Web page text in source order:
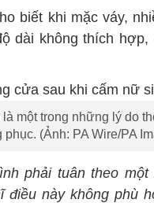
biết khi mặc váy,
dài không thích
một trong những lý do
phục. (Ảnh: PA Wire/PA
phải tuân theo
điều này không phù